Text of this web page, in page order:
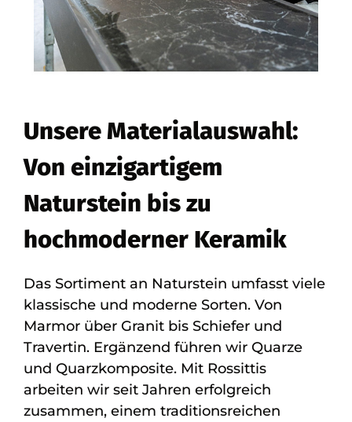
Unsere Materialauswahl:
Von einzigartigem
Naturstein bis zu
hochmoderner Keramik
Das Sortiment an Naturstein umfasst viele
klassische und moderne Sorten. Von
Marmor über Granit bis Schiefer und
Travertin. Ergänzend führen wir Quarze
und Quarzkomposite. Mit Rossittis
arbeiten wir seit Jahren erfolgreich
zusammen, einem traditionsreichen